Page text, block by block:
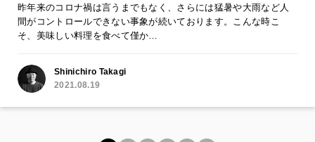
昨年来のコロナ禍は言うまでもなく、さらには猛暑や大雨など人
間がコントロールできない事象が続いております。こんな時こ
そ、美味しい料理を食べて僅か…
Shinichiro Takagi
2021.08.19